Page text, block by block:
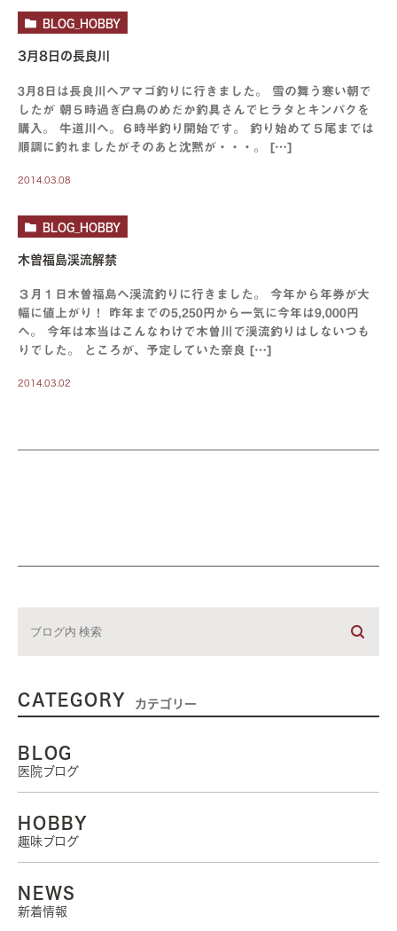
BLOG_HOBBY
3月8日の長良川
3月8日は長良川へアマゴ釣りに行きました。 雪の舞う寒い朝で
したが 朝５時過ぎ白鳥のめだか釣具さんでヒラタとキンパクを
購入。 牛道川へ。６時半釣り開始です。 釣り始めて５尾までは
順調に釣れましたがそのあと沈黙が・・・。 […]
2014.03.08
BLOG_HOBBY
木曽福島渓流解禁
３月１日木曽福島へ渓流釣りに行きました。 今年から年券が大
幅に値上がり！ 昨年までの5,250円から一気に今年は9,000円
へ。 今年は本当はこんなわけで木曽川で渓流釣りはしないつも
りでした。 ところが、予定していた奈良 […]
2014.03.02
CATEGORY カテゴリー
BLOG
医院ブログ
HOBBY
趣味ブログ
NEWS
新着情報